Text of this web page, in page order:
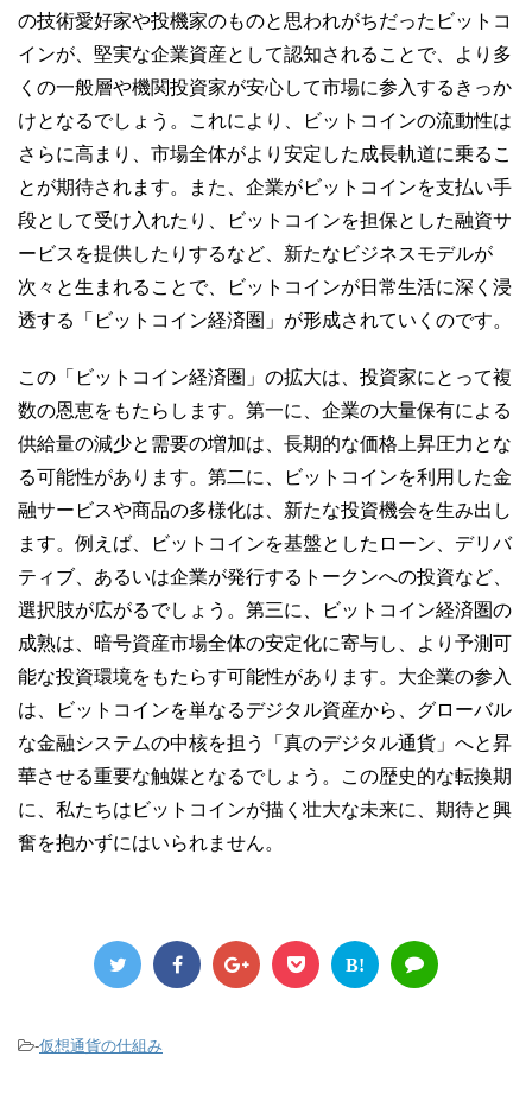
の技術愛好家や投機家のものと思われがちだったビットコ
インが、堅実な企業資産として認知されることで、より多
くの一般層や機関投資家が安心して市場に参入するきっか
けとなるでしょう。これにより、ビットコインの流動性は
さらに高まり、市場全体がより安定した成長軌道に乗るこ
とが期待されます。また、企業がビットコインを支払い手
段として受け入れたり、ビットコインを担保とした融資サ
ービスを提供したりするなど、新たなビジネスモデルが
次々と生まれることで、ビットコインが日常生活に深く浸
透する「ビットコイン経済圏」が形成されていくのです。
この「ビットコイン経済圏」の拡大は、投資家にとって複
数の恩恵をもたらします。第一に、企業の大量保有による
供給量の減少と需要の増加は、長期的な価格上昇圧力とな
る可能性があります。第二に、ビットコインを利用した金
融サービスや商品の多様化は、新たな投資機会を生み出し
ます。例えば、ビットコインを基盤としたローン、デリバ
ティブ、あるいは企業が発行するトークンへの投資など、
選択肢が広がるでしょう。第三に、ビットコイン経済圏の
成熟は、暗号資産市場全体の安定化に寄与し、より予測可
能な投資環境をもたらす可能性があります。大企業の参入
は、ビットコインを単なるデジタル資産から、グローバル
な金融システムの中核を担う「真のデジタル通貨」へと昇
華させる重要な触媒となるでしょう。この歴史的な転換期
に、私たちはビットコインが描く壮大な未来に、期待と興
奮を抱かずにはいられません。
B!
-仮想通貨の仕組み